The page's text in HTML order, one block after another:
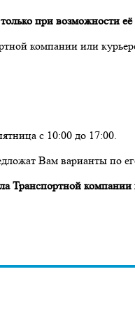
при возможности
компании или
с 10:00 до 17:00.
Вам варианты по
Транспортной